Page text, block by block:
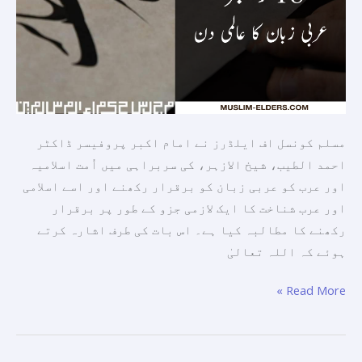
مسلم کونسل اف ایلڈرز نے امام اکبر پروفیسر ڈاکٹر
احمد الطیب، شیخ الازہر، کی سربراہی میں اُمت اسلامیہ
اور عرب کو عربی زبان کو برقرار رکھنے اور اسے اسلامی
اور عرب شناخت کا ایک لازمی جزو کے طور پر برقرار
رکھنے کا مطالبہ کیا ہے۔ اس بات کی طرف اشارہ کرتے
ہوئے کہ اللہ تعالیٰ
اور
مستقبل
کے
ساتھ
قوم
کے
تشخص
Read More »